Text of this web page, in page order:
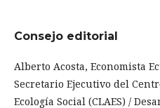
Consejo editorial
Alberto Acosta, Economista
Secretario Ejecutivo del
Ecología Social (CLAES) /